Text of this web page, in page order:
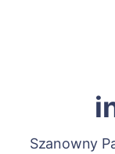
Szanowny